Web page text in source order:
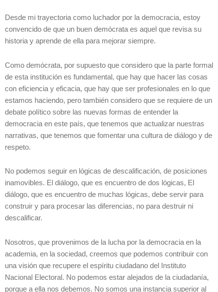
Desde mi trayectoria como luchador por la democracia, estoy
convencido de que un buen demócrata es aquel que revisa su
historia y aprende de ella para mejorar siempre.
Como demócrata, por supuesto que considero que la parte formal
de esta institución es fundamental, que hay que hacer las cosas
con eficiencia y eficacia, que hay que ser profesionales en lo que
estamos haciendo, pero también considero que se requiere de un
debate político sobre las nuevas formas de entender la
democracia en este país, que tenemos que actualizar nuestras
narrativas, que tenemos que fomentar una cultura de diálogo y de
respeto.
No podemos seguir en lógicas de descalificación, de posiciones
inamovibles. El diálogo, que es encuentro de dos lógicas, El
diálogo, que es encuentro de muchas lógicas, debe servir para
construir y para procesar las diferencias, no para destruir ni
descalificar.
Nosotros, que provenimos de la lucha por la democracia en la
academia, en la sociedad, creemos que podemos contribuir con
una visión que recupere el espíritu ciudadano del Instituto
Nacional Electoral. No podemos estar alejados de la ciudadanía,
porque a ella nos debemos. No somos una instancia superior al